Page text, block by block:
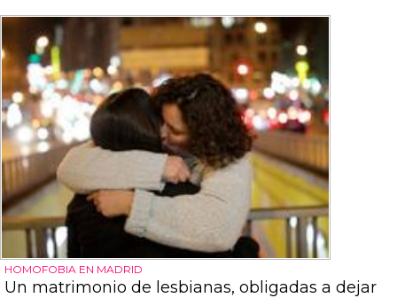
HOMOFOBIA EN MADRID
Un matrimonio de lesbianas, obligadas a dejar